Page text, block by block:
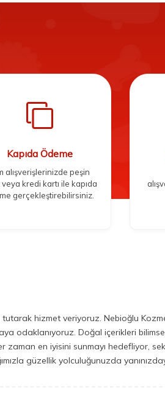
Kapıda Ödeme
alışverişlerinizde peşin
kredi kartı ile kapıda
gerçekleştirebilirsiniz.
hizmet veriyoruz. Nebioğlu
odaklanıyoruz. Doğal içerikleri
zaman en iyisini sunmayı hedefliyor,
güzellik yolculuğunuzda